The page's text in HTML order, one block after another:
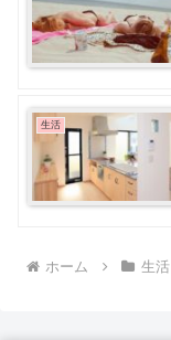
生活
ホーム 生活